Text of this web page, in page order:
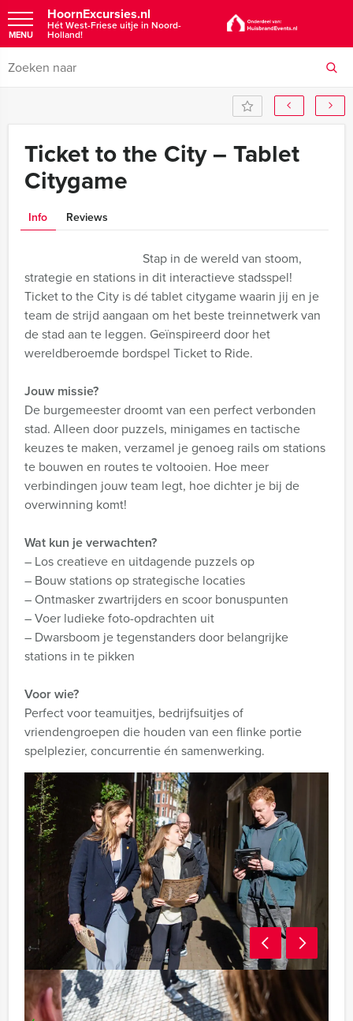
HoornExcursies.nl
Hét West-Friese uitje in Noord-
Holland!
MENU
Ticket to the City – Tablet
Citygame
Info Reviews
Stap in de wereld van stoom,
strategie en stations in dit interactieve stadsspel!
Ticket to the City is dé tablet citygame waarin jij en je
team de strijd aangaan om het beste treinnetwerk van
de stad aan te leggen. Geïnspireerd door het
wereldberoemde bordspel Ticket to Ride.
Jouw missie?
De burgemeester droomt van een perfect verbonden
stad. Alleen door puzzels, minigames en tactische
keuzes te maken, verzamel je genoeg rails om stations
te bouwen en routes te voltooien. Hoe meer
verbindingen jouw team legt, hoe dichter je bij de
overwinning komt!
Wat kun je verwachten?
– Los creatieve en uitdagende puzzels op
– Bouw stations op strategische locaties
– Ontmasker zwartrijders en scoor bonuspunten
– Voer ludieke foto-opdrachten uit
– Dwarsboom je tegenstanders door belangrijke
stations in te pikken
Voor wie?
Perfect voor teamuitjes, bedrijfsuitjes of
vriendengroepen die houden van een flinke portie
spelplezier, concurrentie én samenwerking.
Inclusief